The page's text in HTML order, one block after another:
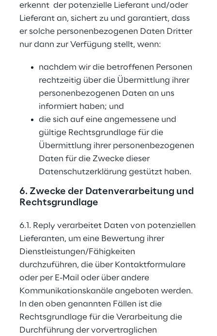
erkennt  der potenzielle Lieferant und/oder
Lieferant an, sichert zu und garantiert, dass
er solche personenbezogenen Daten Dritter
nur dann zur Verfügung stellt, wenn:
nachdem wir die betroffenen Personen
rechtzeitig über die Übermittlung ihrer
personenbezogenen Daten an uns
informiert haben; und
die sich auf eine angemessene und
gültige Rechtsgrundlage für die
Übermittlung ihrer personenbezogenen
Daten für die Zwecke dieser
Datenschutzerklärung gestützt haben.
6. Zwecke der Datenverarbeitung und
Rechtsgrundlage
6.1. Reply verarbeitet Daten von potenziellen
Lieferanten, um eine Bewertung ihrer
Dienstleistungen/Fähigkeiten
durchzuführen, die über Kontaktformulare
oder per E-Mail oder über andere
Kommunikationskanäle angeboten werden.
In den oben genannten Fällen ist die
Rechtsgrundlage für die Verarbeitung die
Durchführung der vorvertraglichen